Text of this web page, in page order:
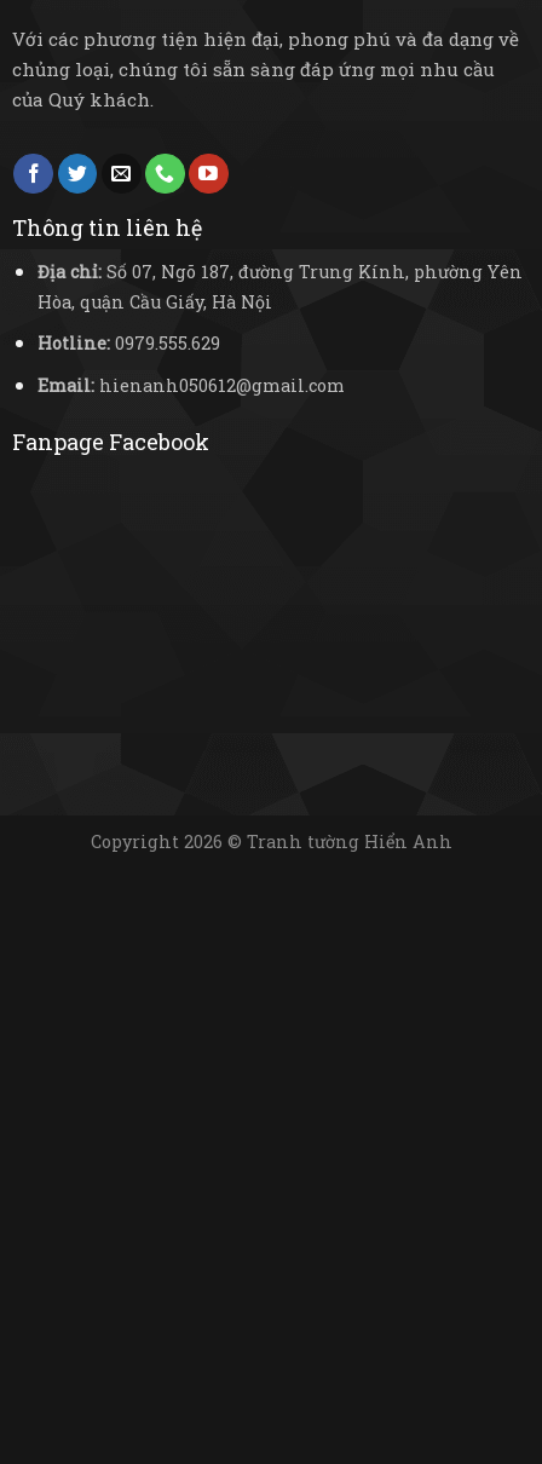
Với các phương tiện hiện đại, phong phú và đa dạng về
chủng loại, chúng tôi sẵn sàng đáp ứng mọi nhu cầu
của Quý khách.
Thông tin liên hệ
Địa chỉ:Số 07, Ngõ 187, đường Trung Kính, phường Yên
Hòa, quận Cầu Giấy, Hà Nội
Hotline:0979.555.629
Email:hienanh050612@gmail.com
Fanpage Facebook
Copyright 2026 © Tranh tường Hiển Anh